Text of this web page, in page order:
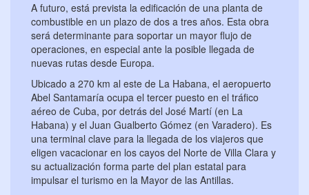
A futuro, está prevista la edificación de una planta de
combustible en un plazo de dos a tres años. Esta obra
será determinante para soportar un mayor flujo de
operaciones, en especial ante la posible llegada de
nuevas rutas desde Europa.
Ubicado a 270 km al este de La Habana, el aeropuerto
Abel Santamaría ocupa el tercer puesto en el tráfico
aéreo de Cuba, por detrás del José Martí (en La
Habana) y el Juan Gualberto Gómez (en Varadero). Es
una terminal clave para la llegada de los viajeros que
eligen vacacionar en los cayos del Norte de Villa Clara y
su actualización forma parte del plan estatal para
impulsar el turismo en la Mayor de las Antillas.